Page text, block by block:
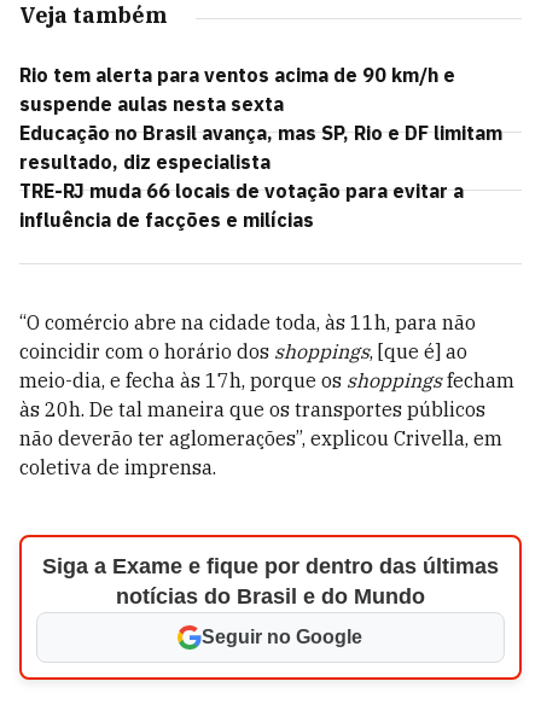
Veja também
Rio tem alerta para ventos acima de 90 km/h e
suspende aulas nesta sexta
Educação no Brasil avança, mas SP, Rio e DF limitam
resultado, diz especialista
TRE-RJ muda 66 locais de votação para evitar a
influência de facções e milícias
“O comércio abre na cidade toda, às 11h, para não
coincidir com o horário dos shoppings, [que é] ao
meio-dia, e fecha às 17h, porque os shoppings fecham
às 20h. De tal maneira que os transportes públicos
não deverão ter aglomerações”, explicou Crivella, em
coletiva de imprensa.
Siga a Exame e fique por dentro das últimas
notícias do Brasil e do Mundo
Seguir no Google